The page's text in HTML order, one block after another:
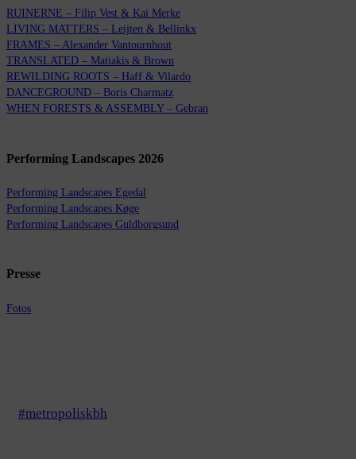
RUINERNE – Filip Vest & Kai Merke
LIVING MATTERS – Leijten & Bellinkx
FRAMES – Alexander Vantournhout
TRANSLATED – Matiakis & Brown
REWILDING ROOTS – Haff & Vilardo
DANCEGROUND – Boris Charmatz
WHEN FORESTS & ASSEMBLY – Gebran
Performing Landscapes 2026
Performing Landscapes Egedal
Performing Landscapes Køge
Performing Landscapes Guldborgsund
Presse
Fotos
#metropoliskbh